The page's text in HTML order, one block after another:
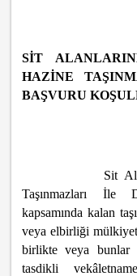
SİT
HAZİNE
BAŞVURU
Sit
Taşınmazları İle
kapsamında kalan
veya elbirliği mülkiyet
birlikte veya bunlar
tasdikli